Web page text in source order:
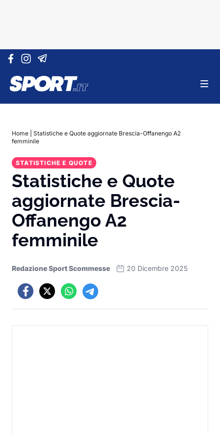
Vai al contenuto
Home
Statistiche e Quote aggiornate Brescia-Offanengo A2
femminile
STATISTICHE E QUOTE
Statistiche e Quote
aggiornate Brescia-
Offanengo A2
femminile
Redazione Sport Scommesse 20 Dicembre 2025